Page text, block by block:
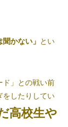
聞かない」 とい
ド」との戦い前
をしたりしてい
高校生や